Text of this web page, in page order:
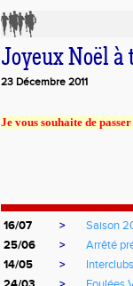
Joyeux Noël à
23 Décembre 2011
Je vous souhaite de
Thierry
Président
16/07 >
Saison
25/06
>
Arrêté
14/05
>